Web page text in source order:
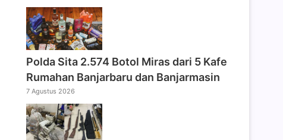
Polda Sita 2.574 Botol Miras dari 5 Kafe
Rumahan Banjarbaru dan Banjarmasin
7 Agustus 2026